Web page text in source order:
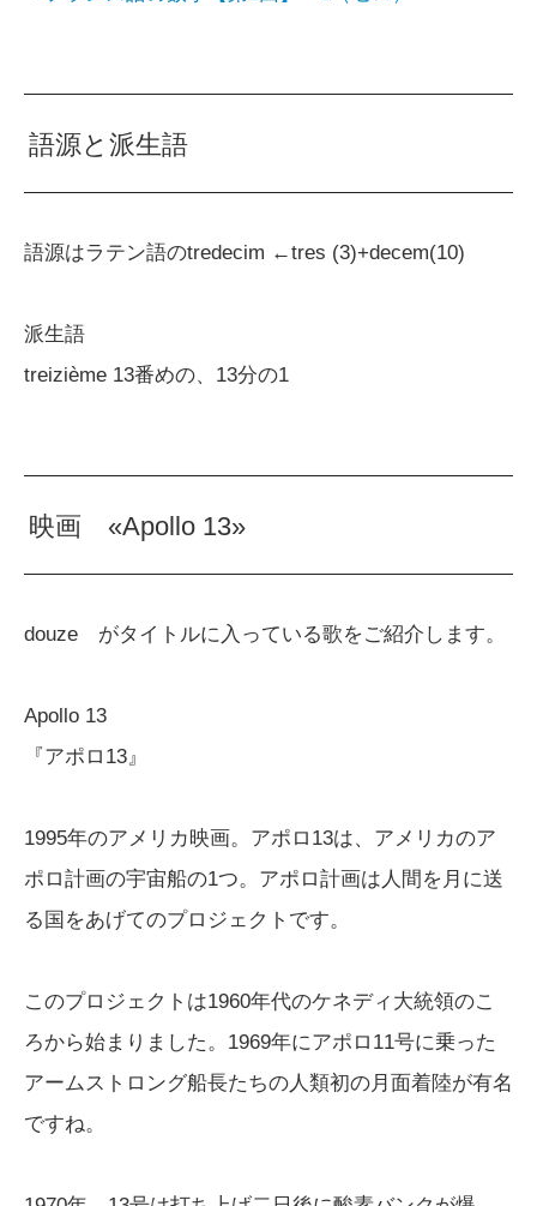
語源と派生語
語源はラテン語のtredecim ←tres (3)+decem(10)
派生語
treizième 13番めの、13分の1
映画 «Apollo 13»
douze がタイトルに入っている歌をご紹介します。
Apollo 13
『アポロ13』
1995年のアメリカ映画。アポロ13は、アメリカのア
ポロ計画の宇宙船の1つ。アポロ計画は人間を月に送
る国をあげてのプロジェクトです。
このプロジェクトは1960年代のケネディ大統領のこ
ろから始まりました。1969年にアポロ11号に乗った
アームストロング船長たちの人類初の月面着陸が有名
ですね。